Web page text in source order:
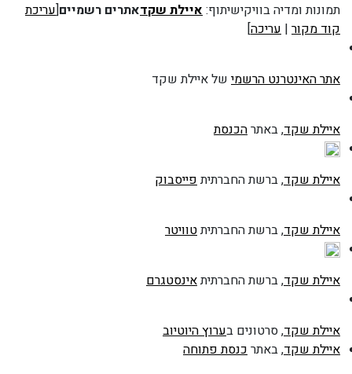
תמונות ומדיה בוויקישיתוף:איילת שקדאתרים רשמיים[עריכת
קוד מקור | עריכה]
אתר האינטרנט הרשמי של איילת שקד
איילת שקד, באתרהכנסת
איילת שקד, ברשת החברתיתפייסבוק
איילת שקד, ברשת החברתיתטוויטר
איילת שקד, ברשת החברתיתאינסטגרם
איילת שקד, סרטונים בערוץ היוטיוב
איילת שקד, באתרכנסת פתוחה